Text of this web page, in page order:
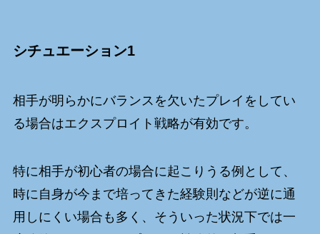
シチュエーション1
相手が明らかにバランスを欠いたプレイをしてい
る場合はエクスプロイト戦略が有効です。
特に相手が初心者の場合に起こりうる例として、
時に自身が今まで培ってきた経験則などが逆に通
用しにくい場合も多く、そういった状況下では一